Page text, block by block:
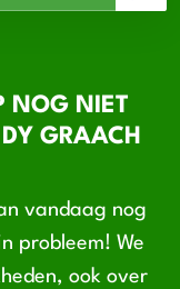
NOG NIET
GRAACH
vandaag nog
probleem! We
ook over